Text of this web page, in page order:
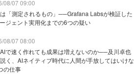
08/07 09:00
「測定されるもの」──Grafana Labsが検証した
ジェント実用化までの6つの疑い
08/07 08:00
で速く作れても成果は増えないのか──及川卓也
く、AIネイティブ時代に人間が手放してはいけな
の仕事